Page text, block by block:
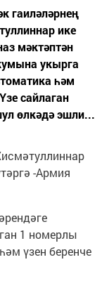
гаиләләрнең
ике
мәктәптән
укырга
һәм
сайлаган
өлкәдә эшли...
-Армия
1 номерлы
үзен беренче